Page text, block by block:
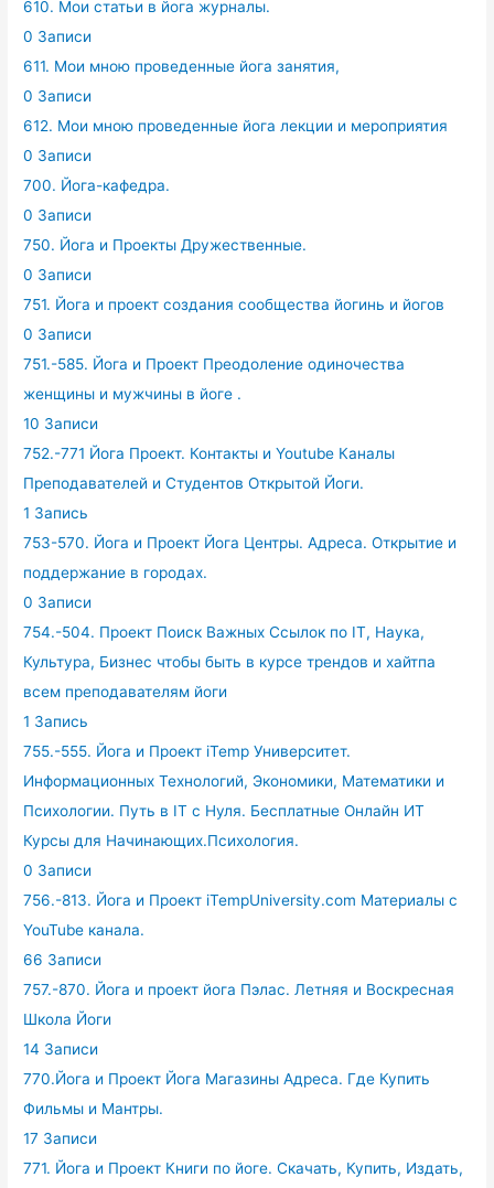
610. Мои статьи в йога журналы.
0 Записи
611. Мои мною проведенные йога занятия,
0 Записи
612. Мои мною проведенные йога лекции и мероприятия
0 Записи
700. Йога-кафедра.
0 Записи
750. Йога и Проекты Дружественные.
0 Записи
751. Йога и проект создания сообщества йогинь и йогов
0 Записи
751.-585. Йога и Проект Преодоление одиночества
женщины и мужчины в йоге .
10 Записи
752.-771 Йога Проект. Контакты и Youtube Каналы
Преподавателей и Студентов Открытой Йоги.
1 Запись
753-570. Йога и Проект Йога Центры. Адреса. Открытие и
поддержание в городах.
0 Записи
754.-504. Проект Поиск Важных Ссылок по IT, Наука,
Культура, Бизнес чтобы быть в курсе трендов и хайтпа
всем преподавателям йоги
1 Запись
755.-555. Йога и Проект iTemp Университет.
Информационных Технологий, Экономики, Математики и
Психологии. Путь в IT с Нуля. Бесплатные Онлайн ИТ
Курсы для Начинающих.Психология.
0 Записи
756.-813. Йога и Проект iTempUniversity.com Материалы с
YouTube канала.
66 Записи
757.-870. Йога и проект йога Пэлас. Летняя и Воскресная
Школа Йоги
14 Записи
770.Йога и Проект Йога Магазины Адреса. Где Купить
Фильмы и Мантры.
17 Записи
771. Йога и Проект Книги по йоге. Скачать, Купить, Издать,